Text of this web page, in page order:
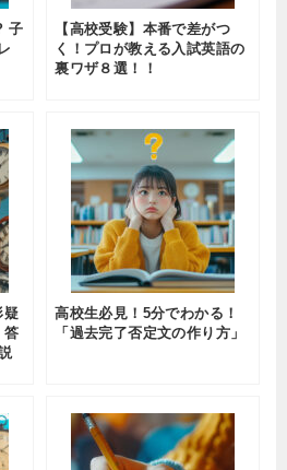
子
【高校受験】本番で差がつ
く！プロが教える入試英語の
裏ワザ８選！！
疑
答
高校生必見！5分でわかる！
「過去完了否定文の作り方」